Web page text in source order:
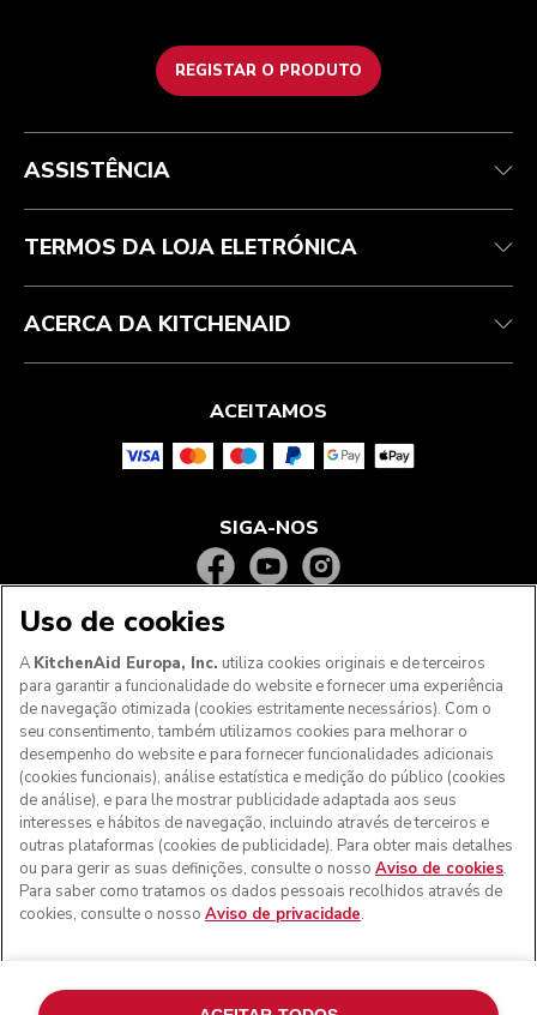
REGISTAR O PRODUTO
Health Check
Atendimento ao cliente
Acompanhar a sua encomenda
Garantia e documentos
Perguntas frequentes
Termos e condições
Envio e entrega
Devoluções e reembolsos
Marca
ODR
A marca
A nossa história
ASSISTÊNCIA
TERMOS DA LOJA ELETRÓNICA
ACERCA DA KITCHENAID
ACEITAMOS
SIGA-NOS
Aos clientes nos Açores, Madeira e outros territórios
portugueses: Por favor, contacte a nossa equipa de Apoio
ao Cliente para efetuar a sua encomenda, de forma a
podermos fornecer os custos de envio exatos e aplicar a
taxa de IVA correta
nos EUA e noutros locais.
Uso de cookies
A KitchenAid Europa, Inc. utiliza cookies originais e de terceiros
para garantir a funcionalidade do website e fornecer uma experiência
de navegação otimizada (cookies estritamente necessários). Com o
seu consentimento, também utilizamos cookies para melhorar o
desempenho do website e para fornecer funcionalidades adicionais
(cookies funcionais), análise estatística e medição do público (cookies
de análise), e para lhe mostrar publicidade adaptada aos seus
interesses e hábitos de navegação, incluindo através de terceiros e
outras plataformas (cookies de publicidade). Para obter mais detalhes
ou para gerir as suas definições, consulte o nosso Aviso de cookies.
Para saber como tratamos os dados pessoais recolhidos através de
cookies, consulte o nosso Aviso de privacidade.